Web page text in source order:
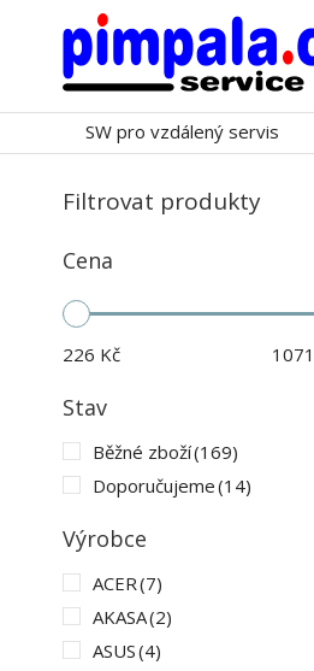
SW pro vzdálený servis
Filtrovat produkty
Cena
226 Kč
Stav
Běžné zboží(169)
Doporučujeme(14)
Výrobce
ACER(7)
AKASA(2)
ASUS(4)